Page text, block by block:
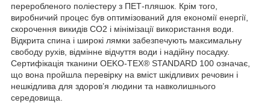
переробленого поліестеру з ПЕТ-пляшок. Крім того,
виробничий процес був оптимізований для економії енергії,
скорочення викидів CO2 і мінімізації використання води.
Відкрита спина і широкі лямки забезпечують максимальну
свободу рухів, відмінне відчуття води і надійну посадку.
Сертифікація тканини OEKO-TEX® STANDARD 100 означає,
що вона пройшла перевірку на вміст шкідливих речовин і
нешкідлива для здоров’я людини та навколишнього
середовища.